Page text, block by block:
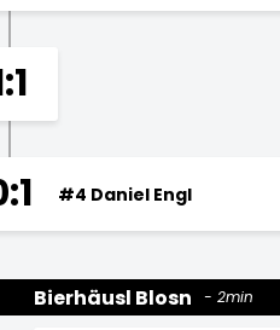
#4 Daniel Engl
Bierhäusl Blosn 2min